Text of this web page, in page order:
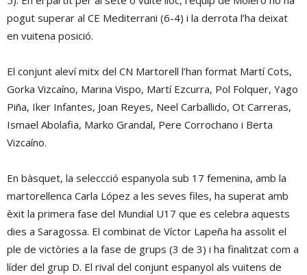
pogut superar al CE Mediterrani (6-4) i la derrota l’ha deixat
en vuitena posició.
El conjunt aleví mitx del CN Martorell l’han format Martí Cots,
Gorka Vizcaíno, Marina Vispo, Martí Ezcurra, Pol Folquer, Yago
Piña, Iker Infantes, Joan Reyes, Neel Carballido, Ot Carreras,
Ismael Abolafia, Marko Grandal, Pere Corrochano i Berta
Vizcaíno.
En bàsquet, la seleccció espanyola sub 17 femenina, amb la
martorellenca Carla López a les seves files, ha superat amb
èxit la primera fase del Mundial U17 que es celebra aquests
dies a Saragossa. El combinat de Víctor Lapeña ha assolit el
ple de victòries a la fase de grups (3 de 3) i ha finalitzat com a
líder del grup D. El rival del conjunt espanyol als vuitens de